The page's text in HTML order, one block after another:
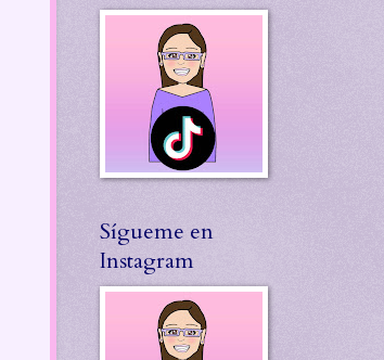
Sígueme en
Instagram